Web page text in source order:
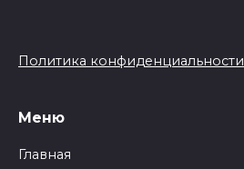
Политика конфиденциальности
Меню
Главная